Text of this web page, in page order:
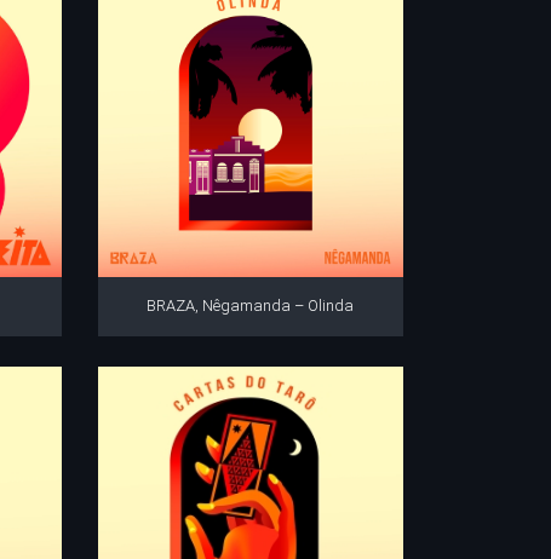
BRAZA, Nêgamanda – Olinda